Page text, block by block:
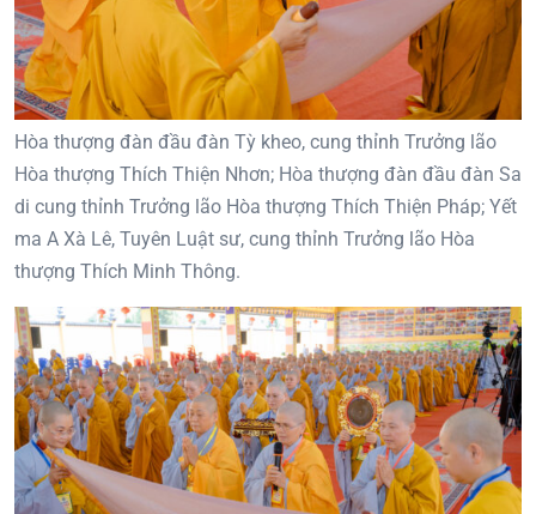
Hòa thượng đàn đầu đàn Tỳ kheo, cung thỉnh Trưởng lão
Hòa thượng Thích Thiện Nhơn; Hòa thượng đàn đầu đàn Sa
di cung thỉnh Trưởng lão Hòa thượng Thích Thiện Pháp; Yết
ma A Xà Lê, Tuyên Luật sư, cung thỉnh Trưởng lão Hòa
thượng Thích Minh Thông.